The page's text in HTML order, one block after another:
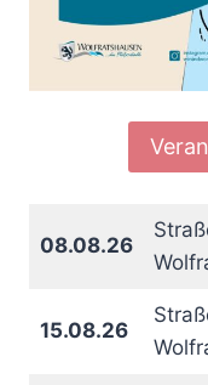
08.08.26
15.08.26